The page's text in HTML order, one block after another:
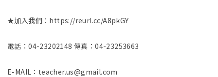
★加入我們：https://reurl.cc/A8pkGY
電話：04-23202148 傳真：04-23253663
E-MAIL：teacher.us@gmail.com